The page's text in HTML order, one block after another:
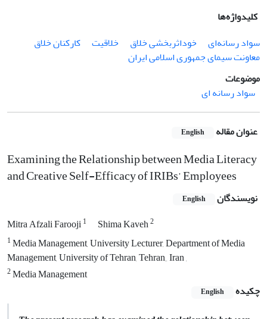
کلیدواژه‌ها
سواد رسانه‌ای
خوداثربخشی خلاق خلاقیت
کارکنان خلاق
معاونت سیمای جمهوری اسلامی ایران
موضوعات
سواد رسانه‌ ای
عنوان مقاله English
Examining the Relationship between Media Literacy
and Creative Self-Efficacy of IRIBs’ Employees
نویسندگان English
Mitra Afzali Farooji1 Shima Kaveh2
1Media Management, University Lecturer, Department of Media
Management, University of Tehran, Tehran,, Iran ,
2Media Management
چکیده
English